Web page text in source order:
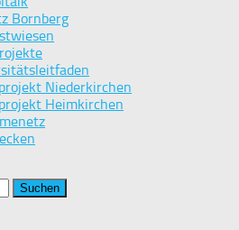
Bornberg
Niederkirchen
Heimkirchen